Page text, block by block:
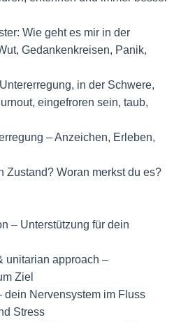
Wie geht es mir in der
Gedankenkreisen, Panik,
in der Schwere,
eingefroren sein, taub,
– Anzeichen, Erleben,
Zustand? Woran merkst du es?
– Unterstützung für dein
unitarian approach –
Ziel
dein Nervensystem im Fluss
Stress